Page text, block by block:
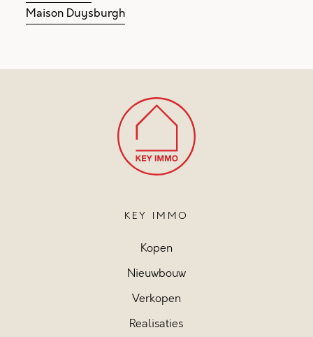
Maison Duysburgh
KEY IMMO
Kopen
Nieuwbouw
Verkopen
Realisaties